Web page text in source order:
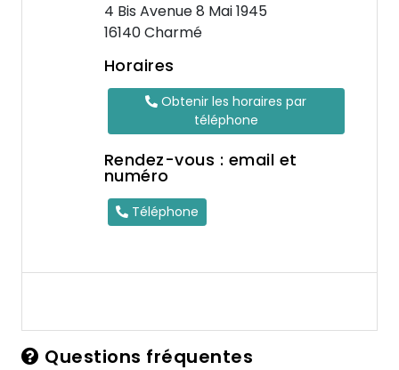
4 Bis Avenue 8 Mai 1945
16140 Charmé
Horaires
Obtenir les horaires par
téléphone
Rendez-vous : email et
numéro
Téléphone
Questions fréquentes